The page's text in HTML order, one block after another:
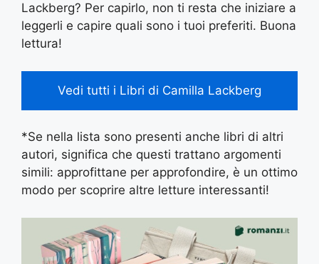
Lackberg? Per capirlo, non ti resta che iniziare a
leggerli e capire quali sono i tuoi preferiti. Buona
lettura!
Vedi tutti i Libri di Camilla Lackberg
*Se nella lista sono presenti anche libri di altri
autori, significa che questi trattano argomenti
simili: approfittane per approfondire, è un ottimo
modo per scoprire altre letture interessanti!